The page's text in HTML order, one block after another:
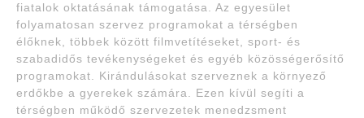
fiatalok oktatásának támogatása. Az egyesület
folyamatosan szervez programokat a térségben
élőknek, többek között filmvetítéseket, sport- és
szabadidős tevékenységeket és egyéb közösségerősítő
programokat. Kirándulásokat szerveznek a környező
erdőkbe a gyerekek számára. Ezen kívül segíti a
térségben működő szervezetek menedzsment